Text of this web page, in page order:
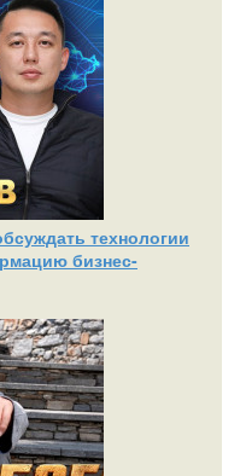
технологии
бизнес-